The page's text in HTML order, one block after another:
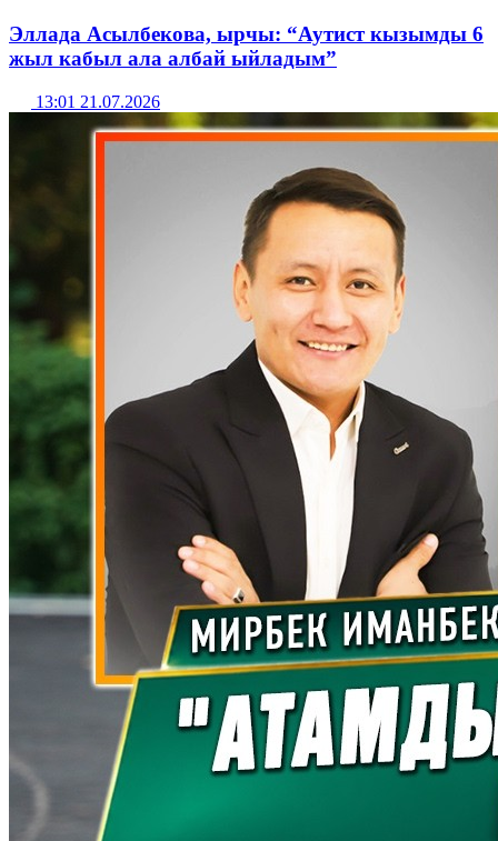
Эллада Асылбекова, ырчы: “Аутист кызымды 6
жыл кабыл ала албай ыйладым”
13:01 21.07.2026